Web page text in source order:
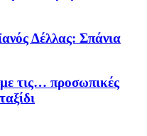
Δέλλας: Σπάνια
τις… προσωπικές